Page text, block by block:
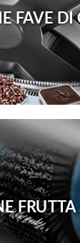
FAVE DI
FRUTTA